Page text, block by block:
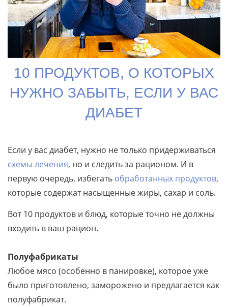
10 ПРОДУКТОВ, О КОТОРЫХ
НУЖНО ЗАБЫТЬ, ЕСЛИ У ВАС
ДИАБЕТ
Если у вас диабет, нужно не только придерживаться
схемы лечения, но и следить за рационом. И в
первую очередь, избегать обработанных продуктов,
которые содержат насыщенные жиры, сахар и соль.
Вот 10 продуктов и блюд, которые точно не должны
входить в ваш рацион.
Полуфабрикаты
Любое мясо (особенно в панировке), которое уже
было приготовлено, заморожено и предлагается как
полуфабрикат.